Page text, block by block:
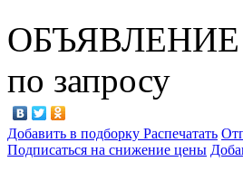
ОБЪЯВЛЕНИЕ
по запросу
Добавить в подборку Распечатать
Подписаться на снижение цены